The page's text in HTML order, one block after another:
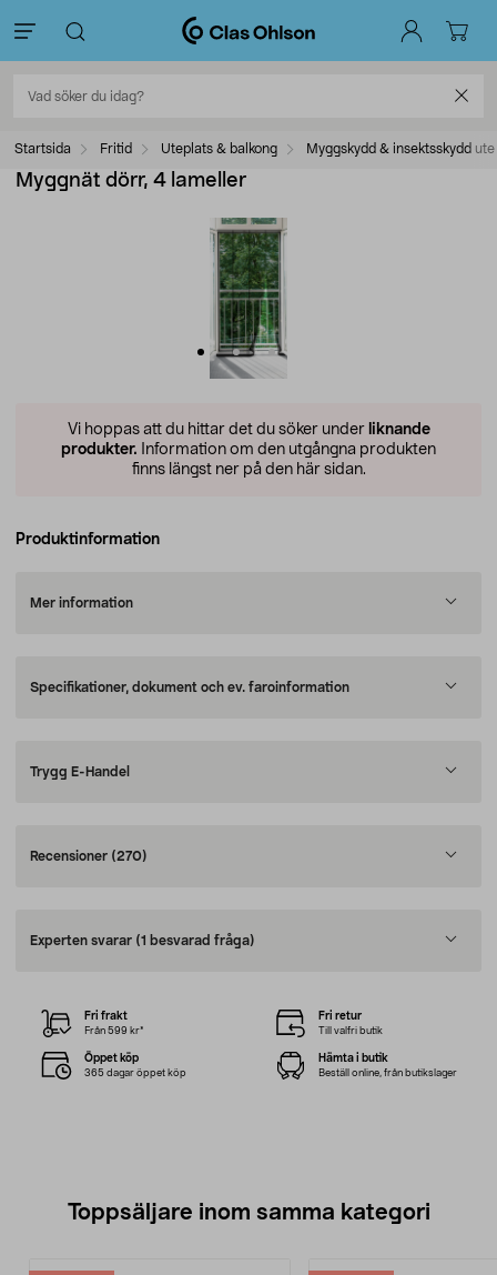
Startsida Fritid Uteplats & balkong Myggskydd & insektsskydd ute
Myggnät dörr, 4 lameller
Vi hoppas att du hittar det du söker under liknande
produkter. Information om den utgångna produkten
finns längst ner på den här sidan.
Produktinformation
Mer information
Specifikationer, dokument och ev. faroinformation
Trygg E-Handel
Recensioner (270)
Experten svarar (1 besvarad fråga)
Fri frakt
Från 599 kr*
Fri retur
Till valfri butik
Öppet köp
365 dagar öppet köp
Hämta i butik
Beställ online, från butikslager
Toppsäljare inom samma kategori